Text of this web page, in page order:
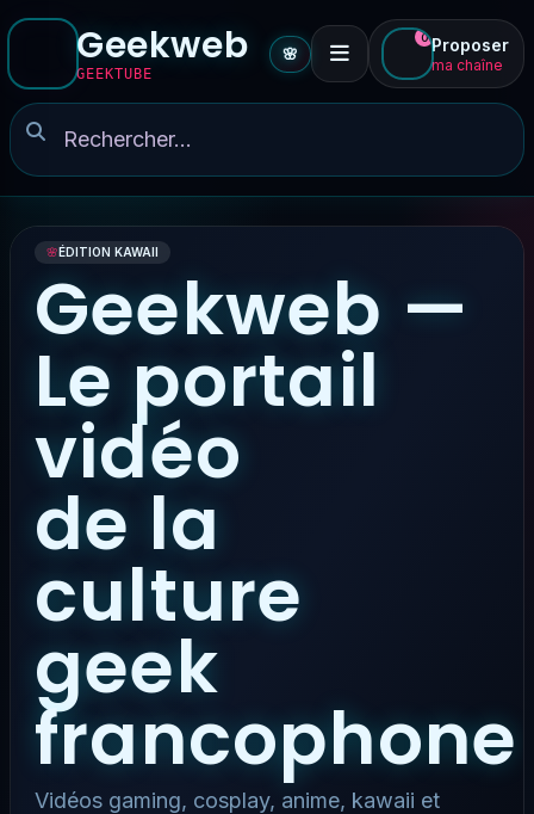
Geekweb
GEEKTUBE
🌸
0 Proposer
ma chaîne
🌸ÉDITION KAWAII
Geekweb —
Le portail
vidéo
de la
culture
geek
francophone
Vidéos gaming, cosplay, anime, kawaii et